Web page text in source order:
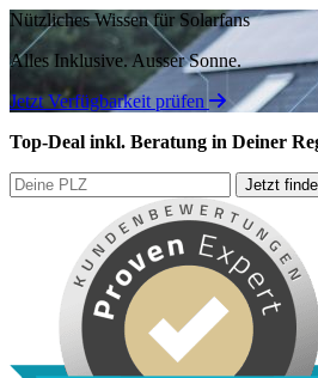
Nützliches Wissen für Solarfans
Alles Inklusive.Ausser Sonne.
Jetzt Verfügbarkeit prüfen
Top-Deal inkl. Beratung in Deiner